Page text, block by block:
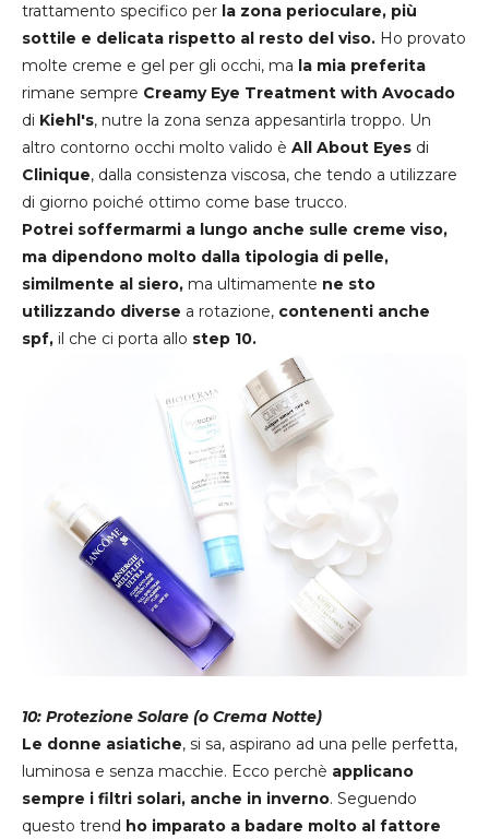
trattamento specifico per la zona perioculare, più
sottile e delicata rispetto al resto del viso. Ho provato
molte creme e gel per gli occhi, ma la mia preferita
rimane sempre Creamy Eye Treatment with Avocado
di Kiehl's, nutre la zona senza appesantirla troppo. Un
altro contorno occhi molto valido è All About Eyes di
Clinique, dalla consistenza viscosa, che tendo a utilizzare
di giorno poiché ottimo come base trucco.
Potrei soffermarmi a lungo anche sulle creme viso,
ma dipendono molto dalla tipologia di pelle,
similmente al siero, ma ultimamente ne sto
utilizzando diverse a rotazione, contenenti anche
spf, il che ci porta allo step 10.
10: Protezione Solare (o Crema Notte)
Le donne asiatiche, si sa, aspirano ad una pelle perfetta,
luminosa e senza macchie. Ecco perchè applicano
sempre i filtri solari, anche in inverno. Seguendo
questo trend ho imparato a badare molto al fattore